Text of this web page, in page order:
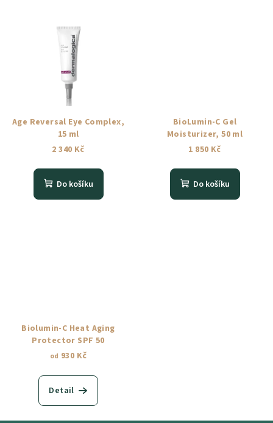
Age Reversal Eye Complex,
15 ml
2 340 Kč
Do košíku
BioLumin-C Gel
Moisturizer, 50 ml
1 850 Kč
Do košíku
Biolumin-C Heat Aging
Protector SPF 50
od 930 Kč
Detail